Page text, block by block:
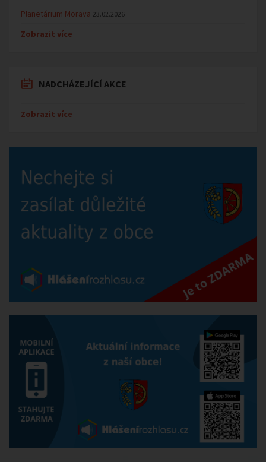
Planetárium Morava 23.02.2026
Zobrazit více
NADCHÁZEJÍCÍ AKCE
Zobrazit více